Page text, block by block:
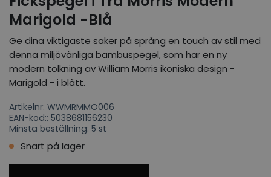
Marigold -Blå
Ge dina viktigaste saker på språng en touch av stil med
denna miljövänliga bambuspegel, som har en ny
modern tolkning av William Morris ikoniska design -
Marigold - i blått.
Artikelnr: WWMRMMO006
EAN-kod:: 5038681156230
Minsta beställning: 5 st
Snart på lager